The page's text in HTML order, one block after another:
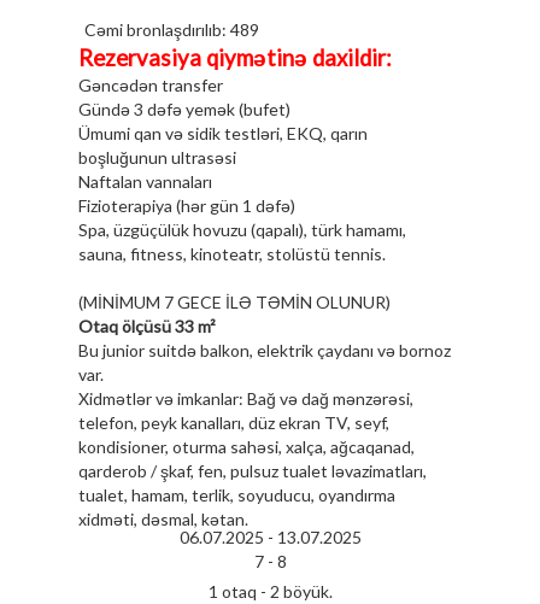
Магнитотерапия
Ультразвуковая терапия
Солюкс
Амплипульс
Naftalan vannası
Йодобромная ванна
Qan analizi
Sidik analizi
Ultra Səs Müayinə (USM)
Elektrokardioqramma (EKQ)
Kardioloq həkim məsləhəti
Terapevt həkim məsləhəti
Fizioterapiya seansı
NAFTOVIT seansı
Cəmi bronlaşdırılıb: 489
Rezervasiya qiymətinə daxildir:
Gəncədən transfer
Gündə 3 dəfə yemək (bufet)
Ümumi qan və sidik testləri, EKQ, qarın
boşluğunun ultrasəsi
Naftalan vannaları
Fizioterapiya (hər gün 1 dəfə)
Spa, üzgüçülük hovuzu (qapalı), türk hamamı,
sauna, fitness, kinoteatr, stolüstü tennis.
(MİNİMUM 7 GECE İLƏ TƏMİN OLUNUR)
Otaq ölçüsü 33 m²
Bu junior suitdə balkon, elektrik çaydanı və bornoz
var.
Xidmətlər və imkanlar: Bağ və dağ mənzərəsi,
telefon, peyk kanalları, düz ekran TV, seyf,
kondisioner, oturma sahəsi, xalça, ağcaqanad,
qarderob / şkaf, fen, pulsuz tualet ləvazimatları,
tualet, hamam, terlik, soyuducu, oyandırma
xidməti, dəsmal, kətan.
06.07.2025 - 13.07.2025
7 - 8
1 otaq - 2 böyük.